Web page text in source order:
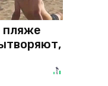
пляже